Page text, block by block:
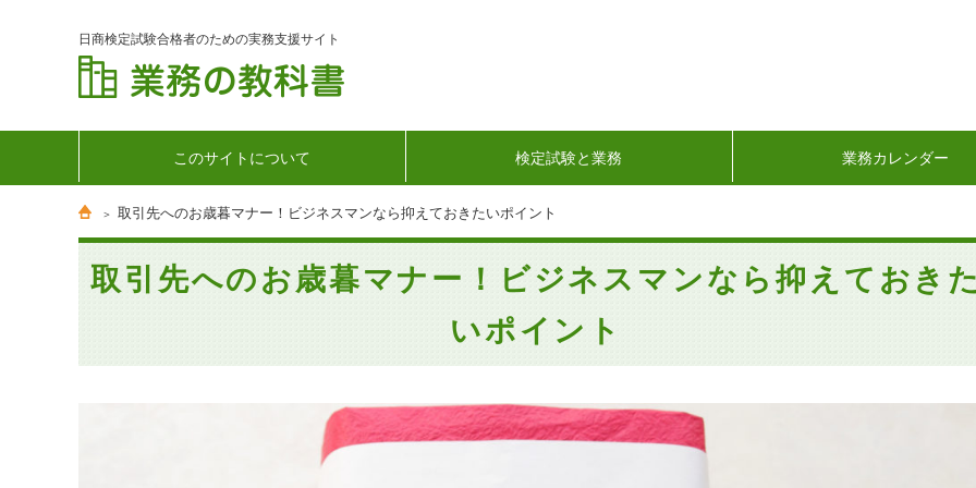
日商検定試験合格者のための実務支援サイト
このサイトについて 検定試験と業務 業務カレンダー
取引先へのお歳暮マナー！ビジネスマンなら抑えておきたいポイント
取引先へのお歳暮マナー！ビジネスマンなら抑えておき
いポイント